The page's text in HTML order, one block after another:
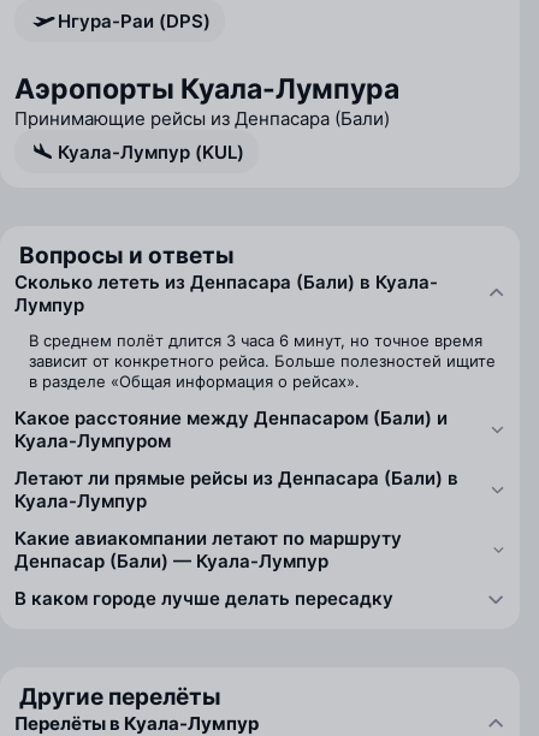
Нгура-Раи (DPS)
Аэропорты Куала-Лумпура
Принимающие рейсы из Денпасара (Бали)
Куала-Лумпур (KUL)
Вопросы и ответы
Сколько лететь из Денпасара (Бали) в Куала-
Лумпур
В среднем полёт длится 3 часа 6 минут, но точное время
зависит от конкретного рейса. Больше полезностей ищите
в разделе «Общая информация о рейсах».
Какое расстояние между Денпасаром (Бали) и
Куала-Лумпуром
Летают ли прямые рейсы из Денпасара (Бали) в
Куала-Лумпур
Какие авиакомпании летают по маршруту
Денпасар (Бали) — Куала-Лумпур
В каком городе лучше делать пересадку
Другие перелёты
Перелёты в Куала-Лумпур